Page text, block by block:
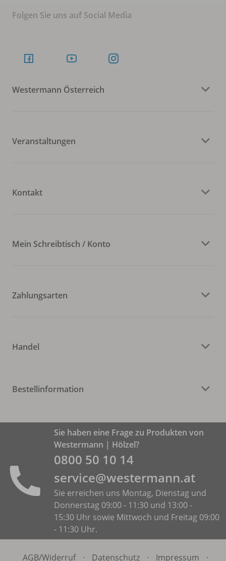
Folgen Sie uns auf Social Media
Westermann Österreich
Veranstaltungen
Kontakt
Mein Schreibtisch / Konto
Zahlungsarten
Handel
Bestellinformation
Sie haben eine Frage zu Produkten von
Westermann | Hölzel?
0800 50 10 14
service@westermann.at
Sie erreichen uns Montag, Dienstag und
Donnerstag 09:00 - 11:30 und 13:00 -
15:30 Uhr sowie Mittwoch und Freitag 09:00
- 11:30 Uhr.
AGB/Widerruf · Datenschutz · Impressum ·